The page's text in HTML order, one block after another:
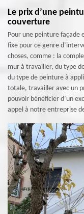
Le prix d’une
couverture
Pour une peinture façade
fixe pour ce genre
choses, comme : la
mur à travailler, du type
du type de peinture à
totale, travailler avec un
pouvoir bénéficier d’un
appel à notre entreprise